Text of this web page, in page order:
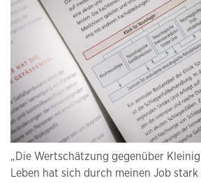
„Die Wertschätzung gegenüber
Leben hat sich durch meinen Job